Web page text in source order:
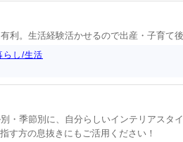
。生活経験活かせるので出産・子育て
らし/生活
・季節別に、自分らしいインテリアスタ
す方の息抜きにもご活用ください！